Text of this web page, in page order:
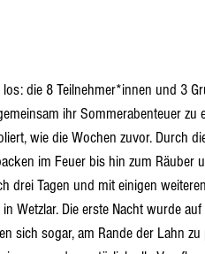
die 8 Teilnehmer*innen und 3
ihr Sommerabenteuer zu
wie die Wochen zuvor. Durch
im Feuer bis hin zum Räuber
drei Tagen und mit einigen
Wetzlar. Die erste Nacht wurde
sich sogar, am Rande der Lahn